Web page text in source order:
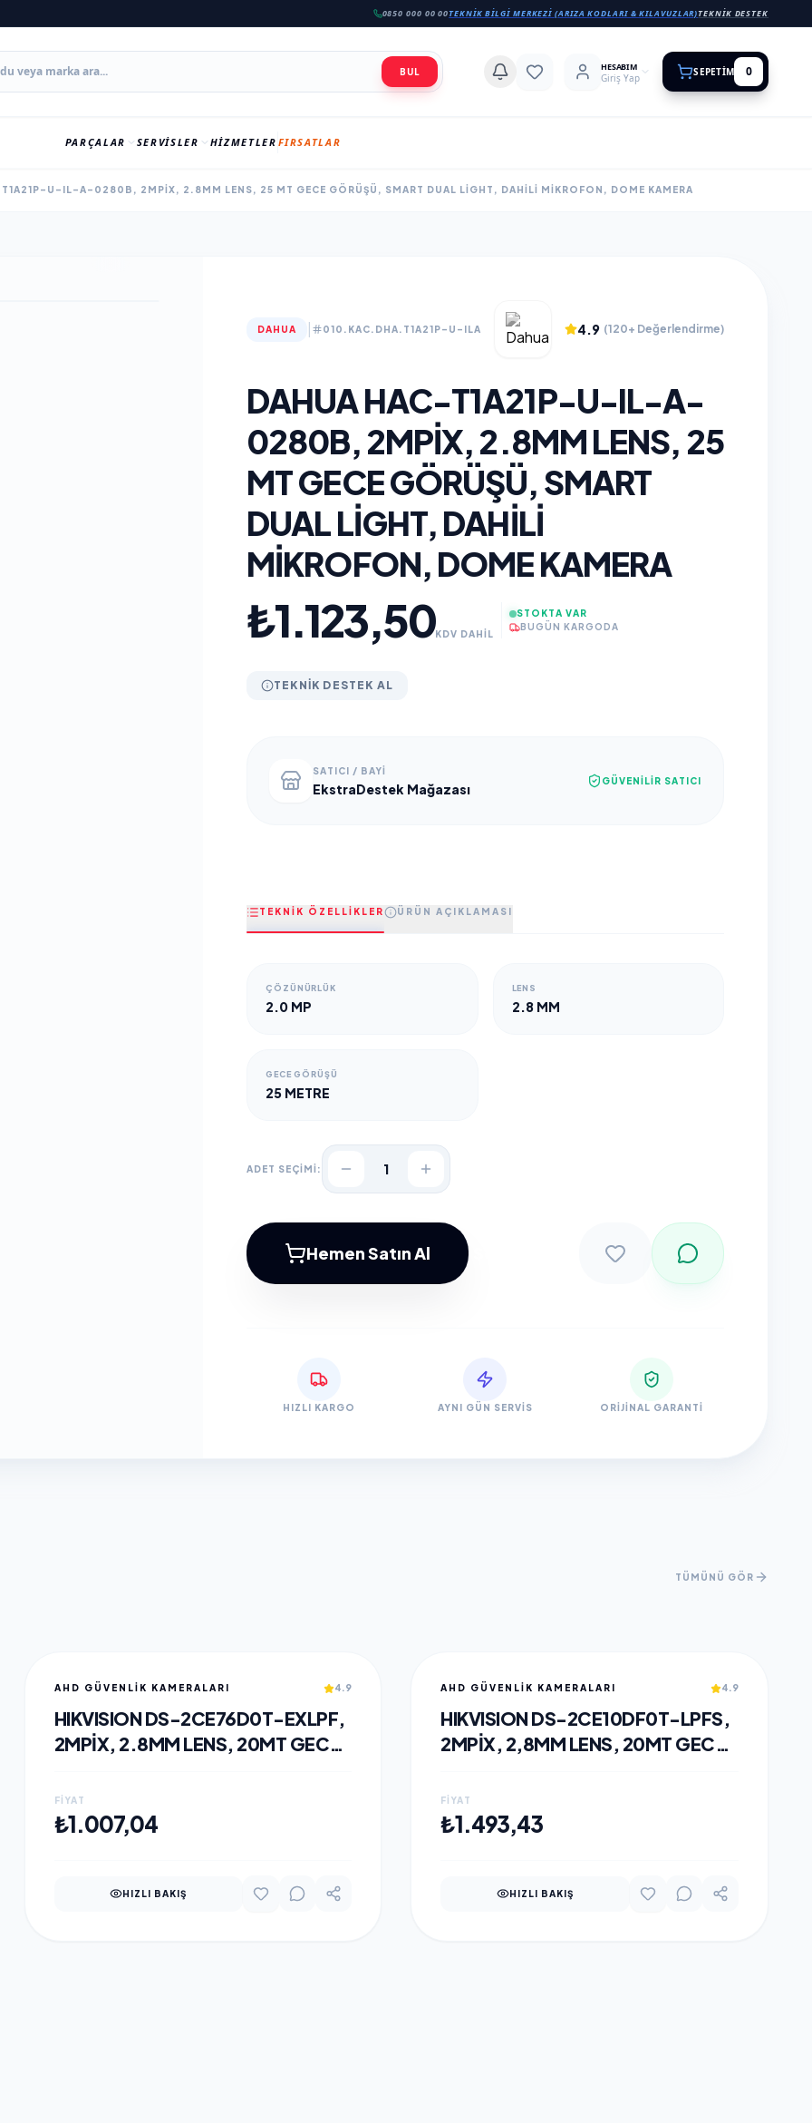
0850 000 00 00TEKNIK BILGI MERKEZI (ARIZA KODLARI & KILAVUZLAR)TEKNIK DESTEK
BUL HESABIM
Giriş Yap SEPETIM 0
PARÇALAR SERVISLER HIZMETLER FIRSATLAR
U-IL-A-0280B, 2MPIX, 2.8MM LENS, 25 MT GECE GÖRÜŞÜ, SMART DUAL LIGHT, DAHILI MIKROFON, DOME KAMERA
DAHUA 010.KAC.DHA.T1A21P-U-ILA 4.9 (120+ Değerlendirme)
DAHUA HAC-T1A21P-U-IL-A-
0280B, 2MPIX, 2.8MM LENS, 25
MT GECE GÖRÜŞÜ, SMART
DUAL LIGHT, DAHILI
MIKROFON, DOME KAMERA
₺1.123,50KDV DAHİL
STOKTA VAR
BUGÜN KARGODA
TEKNIK DESTEK AL
SATICI / BAYI
EkstraDestek Mağazası GÜVENILIR SATICI
TEKNİK ÖZELLİKLER ÜRÜN AÇIKLAMASI
ÇÖZÜNÜRLÜK
2.0 MP
LENS
2.8 MM
GECE GÖRÜŞÜ
25 METRE
ADET SEÇİMİ: 1
Hemen Satın Al
HIZLI KARGO AYNI GÜN SERVIS ORIJINAL GARANTI
TÜMÜNÜ GÖR
AHD GÜVENLİK KAMERALARI 4.9
HIKVISION DS-2CE76D0T-EXLPF,
2MPIX, 2.8MM LENS, 20MT GECE
DOME KAMERA
FIYAT
₺1.007,04
HIZLI BAKIŞ
AHD GÜVENLİK KAMERALARI 4.9
HIKVISION DS-2CE10DF0T-LPFS,
2MPIX, 2,8MM LENS, 20MT GECE
BULLET KAMERA
FIYAT
₺1.493,43
HIZLI BAKIŞ